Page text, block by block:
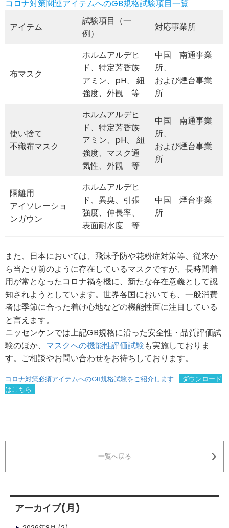
コロナ対策関連アイテムへのGB規格試験項目一覧
アイテム
試験項目（一
例）
対応事業所
布マスク
ホルムアルデヒ
ド、特定芳香族
アミン、pH、 紐
強度、外観 等
中国 南通事業
所、
および煙台事業
所
使い捨て
不織布マスク
ホルムアルデヒ
ド、特定芳香族
アミン、pH、 紐
強度、マスク通
気性、外観 等
中国 南通事業
所、
および煙台事業
所
隔離用
アイソレーショ
ンガウン
ホルムアルデヒ
ド、異臭、引張
強度、伸長率、
表面耐水度 等
中国 煙台事業
所
また、日本においては、飛沫予防や花粉症対策等、従来か
ら当たり前のように存在しているマスクですが、長時間着
用が常となったコロナ禍を機に、新たな存在意義として認
知されようとしています。世界各国においても、一般消費
者は季節に合った着け心地などの機能性面に注目している
と言えます。
ニッセンケンでは上記GB規格に沿った安全性・品質評価試
験のほか、 マスクへの機能性評価試験も実施しておりま
す。ご相談やお問い合わせをお待ちしております。
コロナ対策必須アイテムへのGB規格試験をご紹介します
ダウンロード
はこちら
一覧へ戻る
アーカイブ(月)